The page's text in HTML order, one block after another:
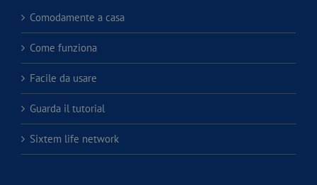
Comodamente a casa
Come funziona
Facile da usare
Guarda il tutorial
Sixtem life network